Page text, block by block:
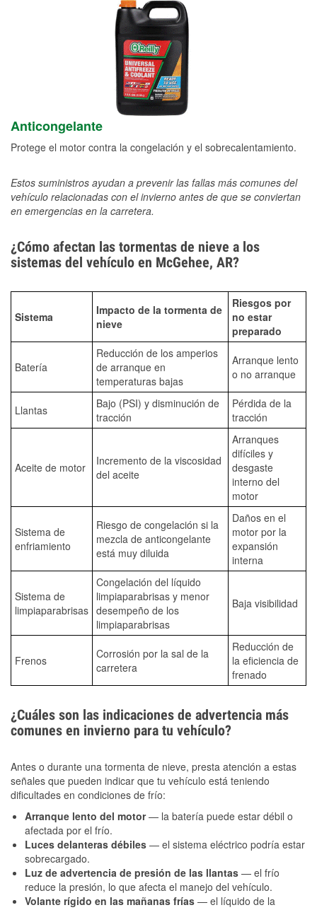
Anticongelante
Protege el motor contra la congelación y el sobrecalentamiento.
Estos suministros ayudan a prevenir las fallas más comunes del
vehículo relacionadas con el invierno antes de que se conviertan
en emergencias en la carretera.
¿Cómo afectan las tormentas de nieve a los
sistemas del vehículo en McGehee, AR?
Sistema
Impacto de la tormenta de
nieve
Riesgos por
no estar
preparado
Batería
Reducción de los amperios
de arranque en
temperaturas bajas
Arranque lento
o no arranque
Llantas
Bajo (PSI) y disminución de
tracción
Pérdida de la
tracción
Aceite de motor
Incremento de la viscosidad
del aceite
Arranques
difíciles y
desgaste
interno del
motor
Sistema de
enfriamiento
Riesgo de congelación si la
mezcla de anticongelante
está muy diluida
Daños en el
motor por la
expansión
interna
Sistema de
limpiaparabrisas
Congelación del líquido
limpiaparabrisas y menor
desempeño de los
limpiaparabrisas
Baja visibilidad
Frenos
Corrosión por la sal de la
carretera
Reducción de
la eficiencia de
frenado
¿Cuáles son las indicaciones de advertencia más
comunes en invierno para tu vehículo?
Antes o durante una tormenta de nieve, presta atención a estas
señales que pueden indicar que tu vehículo está teniendo
dificultades en condiciones de frío:
Arranque lento del motor— la batería puede estar débil o
afectada por el frío.
Luces delanteras débiles — el sistema eléctrico podría estar
sobrecargado.
Luz de advertencia de presión de las llantas — el frío
reduce la presión, lo que afecta el manejo del vehículo.
Volante rígido en las mañanas frías — el líquido de la